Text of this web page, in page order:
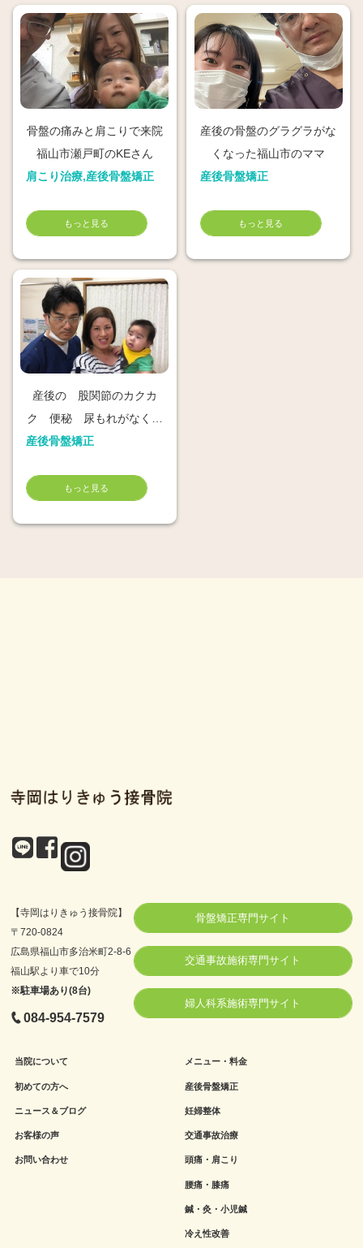
骨盤の痛みと肩こりで来院
福山市瀬戸町のKEさん
肩こり治療,産後骨盤矯正
もっと見る
産後の骨盤のグラグラがな
くなった福山市のママ
産後骨盤矯正
もっと見る
産後の 股関節のカクカ
ク 便秘 尿もれがなくな
った府中市のママ
産後骨盤矯正
もっと見る
【寺岡はりきゅう接骨院】
〒720-0824
広島県福山市多治米町2-8-6
福山駅より車で10分
※駐車場あり(8台)
084-954-7579
骨盤矯正専門サイト
交通事故施術専門サイト
婦人科系施術専門サイト
当院について
初めての方へ
ニュース＆ブログ
お客様の声
お問い合わせ
メニュー・料金
産後骨盤矯正
妊婦整体
交通事故治療
頭痛・肩こり
腰痛・膝痛
鍼・灸・小児鍼
冷え性改善